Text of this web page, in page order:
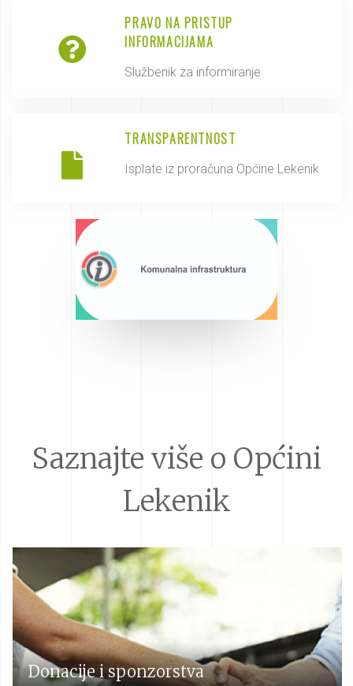
PRAVO NA PRISTUP
INFORMACIJAMA
Službenik za informiranje
TRANSPARENTNOST
Isplate iz proračuna Općine Lekenik
Saznajte više o Općini
Lekenik
Donacije i sponzorstva